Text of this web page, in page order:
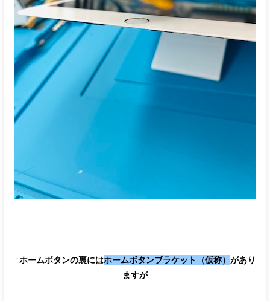
↑ホームボタンの裏にはホームボタンブラケット（仮称） があり
ますが